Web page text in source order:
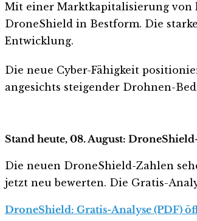
Mit einer Marktkapitalisierung von
DroneShield in Bestform. Die
Entwicklung.
Die neue Cyber-Fähigkeit
angesichts steigender Drohnen-
Stand heute, 08. August:
Die neuen DroneShield-Zahlen
jetzt neu bewerten. Die Gratis-
DroneShield: Gratis-Analyse (PDF)